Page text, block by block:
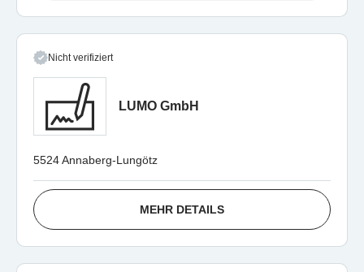
Nicht verifiziert
LUMO GmbH
5524 Annaberg-Lungötz
MEHR DETAILS